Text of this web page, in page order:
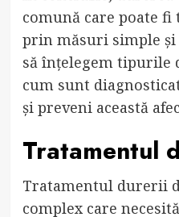
comună care poate
prin măsuri simple și
să înțelegem tipurile
cum sunt
și preveni această
Tratamentul
Tratamentul durerii
complex care